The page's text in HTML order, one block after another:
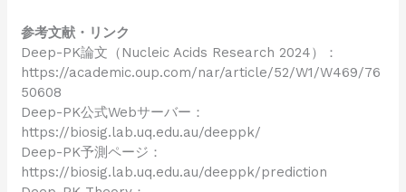
参考文献・リンク
Deep-PK論文（Nucleic Acids Research 2024）：
https://academic.oup.com/nar/article/52/W1/W469/76
50608
Deep-PK公式Webサーバー：
https://biosig.lab.uq.edu.au/deeppk/
Deep-PK予測ページ：
https://biosig.lab.uq.edu.au/deeppk/prediction